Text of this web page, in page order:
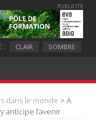
PUBLICITE
: CLAIR SOMBRE
dans le monde > A
anticipe l’avenir